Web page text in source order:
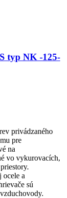
typ NK -125-
privádzaného
pre
na
vo vykurovacích,
ocele a
sú